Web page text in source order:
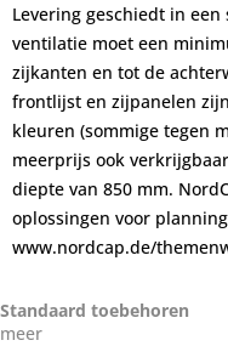
Levering geschiedt in
ventilatie moet een
zijkanten en tot de
frontlijst en zijpanelen
kleuren (sommige tegen
meerprijs ook
diepte van 850 mm.
oplossingen voor
www.nordcap.de/
Standaard toebehoren
meer